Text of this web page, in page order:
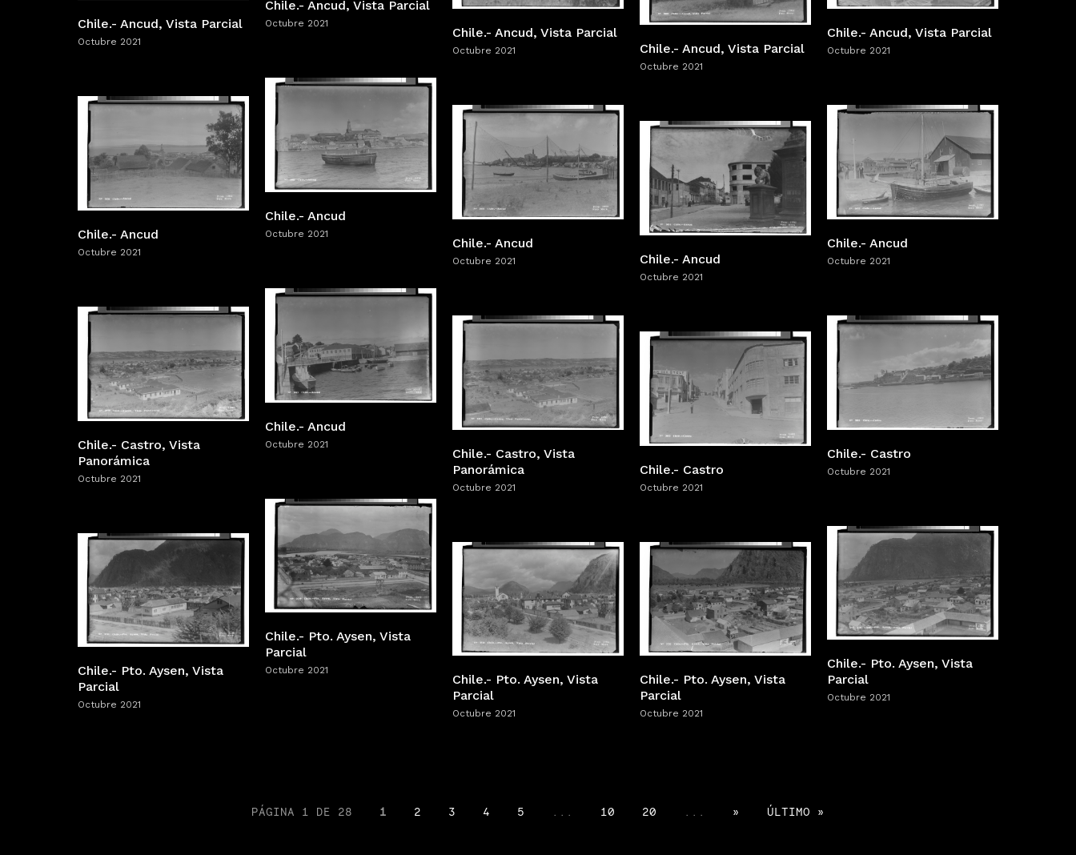
Chile.- Ancud, Vista Parcial
Octubre 2021
Chile.- Ancud, Vista Parcial
Octubre 2021
Chile.- Ancud, Vista Parcial
Octubre 2021
Chile.- Ancud, Vista Parcial
Octubre 2021
Chile.- Ancud, Vista Parcial
Octubre 2021
Chile.- Ancud
Octubre 2021
Chile.- Ancud
Octubre 2021
Chile.- Ancud
Octubre 2021
Chile.- Ancud
Octubre 2021
Chile.- Ancud
Octubre 2021
Chile.- Ancud
Octubre 2021
Chile.- Castro, Vista
Panorámica
Octubre 2021
Chile.- Castro, Vista
Panorámica
Octubre 2021
Chile.- Castro
Octubre 2021
Chile.- Castro
Octubre 2021
Chile.- Pto. Aysen, Vista
Parcial
Octubre 2021
Chile.- Pto. Aysen, Vista
Parcial
Octubre 2021
Chile.- Pto. Aysen, Vista
Parcial
Octubre 2021
Chile.- Pto. Aysen, Vista
Parcial
Octubre 2021
Chile.- Pto. Aysen, Vista
Parcial
Octubre 2021
PÁGINA 1 DE 28 1 2 3 4 5 10 20 » ÚLTIMO »